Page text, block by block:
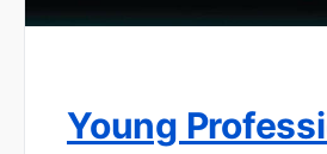
Young